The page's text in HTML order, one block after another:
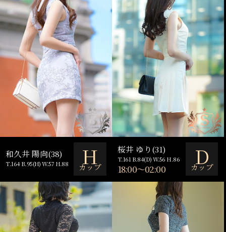
和久井 陽向(38)
T.164 B.95(H) W.57 H.88 H
カップ
桜井 ゆり(31)
T.161 B.84(D) W.56 H.86
18:00～02:00 D
カップ